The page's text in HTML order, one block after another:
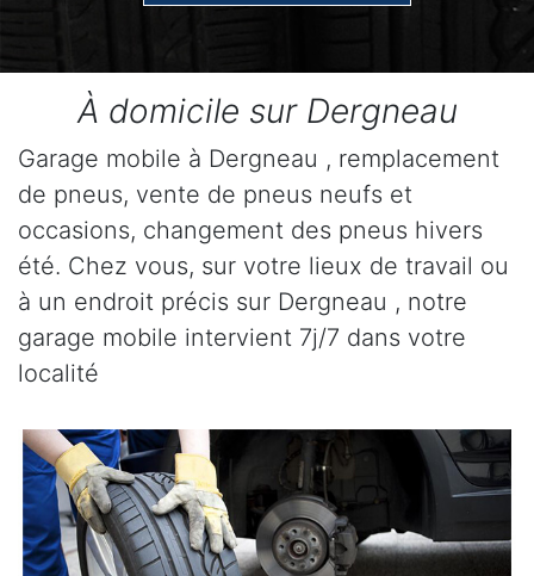
À domicile sur Dergneau
Garage mobile à Dergneau , remplacement
de pneus, vente de pneus neufs et
occasions, changement des pneus hivers
été. Chez vous, sur votre lieux de travail ou
à un endroit précis sur Dergneau , notre
garage mobile intervient 7j/7 dans votre
localité